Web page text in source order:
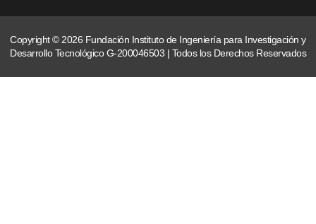
Copyright © 2026 Fundación Instituto de Ingeniería para Investigación y
Desarrollo Tecnológico G-200046503 | Todos los Derechos Reservados